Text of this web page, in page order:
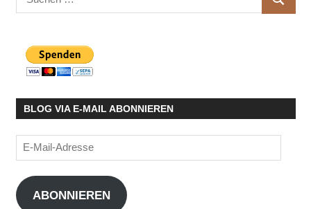
nach:
SUCHEN
BLOG VIA E-MAIL ABONNIEREN
E-
Mail-
Adresse
ABONNIEREN